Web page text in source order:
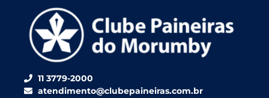
11 3779-2000
atendimento@clubepaineiras.com.br